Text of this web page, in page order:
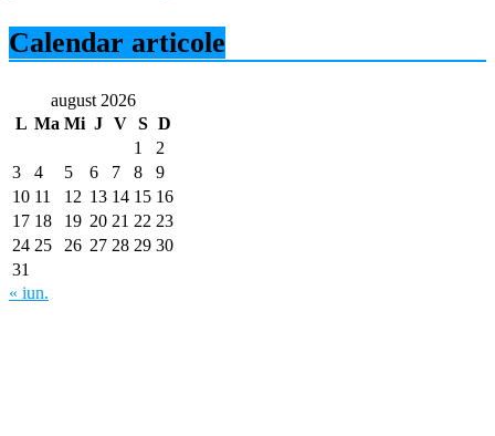
Calendar articole
august 2026
L Ma Mi J V S D
1
2
3
4 5 6 7 8
9
10 11 12 13 14 15 16
17 18 19 20 21 22 23
24 25 26 27 28 29 30
31
« iun.